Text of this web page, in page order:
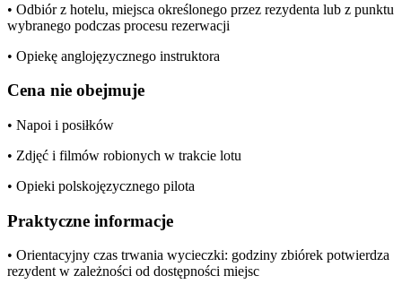
• Odbiór z hotelu, miejsca określonego przez rezydenta lub z punktu
wybranego podczas procesu rezerwacji
• Opiekę anglojęzycznego instruktora
Cena nie obejmuje
• Napoi i posiłków
• Zdjęć i filmów robionych w trakcie lotu
• Opieki polskojęzycznego pilota
Praktyczne informacje
• Orientacyjny czas trwania wycieczki: godziny zbiórek potwierdza
rezydent w zależności od dostępności miejsc